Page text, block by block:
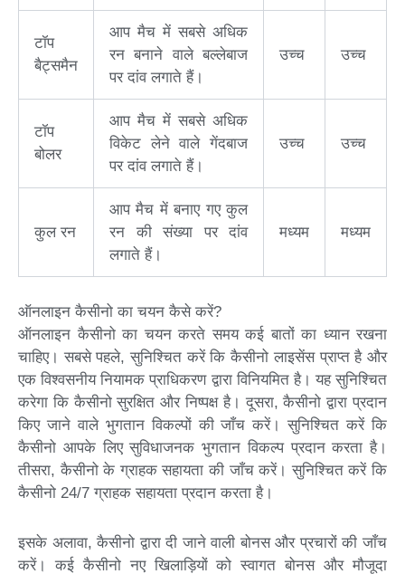
टॉप
बैट्समैन
आप मैच में सबसे अधिक
रन बनाने वाले बल्लेबाज
पर दांव लगाते हैं।
उच्च उच्च
टॉप
बोलर
आप मैच में सबसे अधिक
विकेट लेने वाले गेंदबाज
पर दांव लगाते हैं।
उच्च उच्च
कुल रन
आप मैच में बनाए गए कुल
रन की संख्या पर दांव
लगाते हैं।
मध्यम मध्यम
ऑनलाइन कैसीनो का चयन कैसे करें?
ऑनलाइन कैसीनो का चयन करते समय कई बातों का ध्यान रखना
चाहिए। सबसे पहले, सुनिश्चित करें कि कैसीनो लाइसेंस प्राप्त है और
एक विश्वसनीय नियामक प्राधिकरण द्वारा विनियमित है। यह सुनिश्चित
करेगा कि कैसीनो सुरक्षित और निष्पक्ष है। दूसरा, कैसीनो द्वारा प्रदान
किए जाने वाले भुगतान विकल्पों की जाँच करें। सुनिश्चित करें कि
कैसीनो आपके लिए सुविधाजनक भुगतान विकल्प प्रदान करता है।
तीसरा, कैसीनो के ग्राहक सहायता की जाँच करें। सुनिश्चित करें कि
कैसीनो 24/7 ग्राहक सहायता प्रदान करता है।
इसके अलावा, कैसीनो द्वारा दी जाने वाली बोनस और प्रचारों की जाँच
करें। कई कैसीनो नए खिलाड़ियों को स्वागत बोनस और मौजूदा